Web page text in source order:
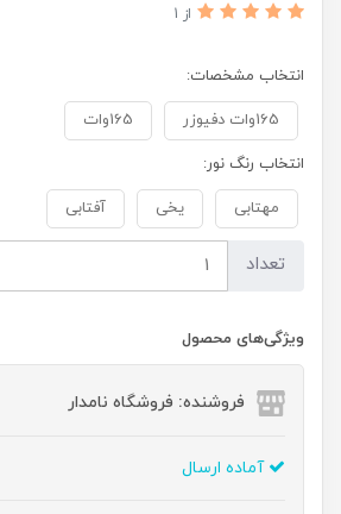
از 1
انتخاب مشخصات:
165وات دفیوزر 165وات
انتخاب رنگ نور:
مهتابی یخی آفتابی
تعداد
ویژگی‌های محصول
فروشنده: فروشگاه نامدار
آماده ارسال